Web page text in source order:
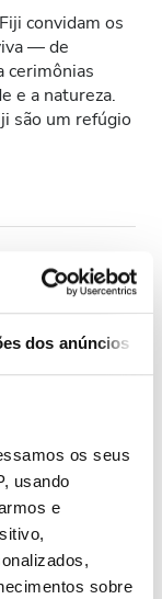
dos anúncios
os seus
usando
e
sobre
convidam os
— de
cerimônias
e a natureza.
são um refúgio
Grátis